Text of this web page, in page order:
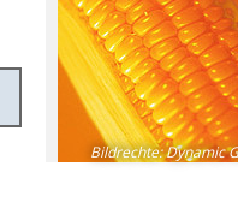
Bildrechte:Dynamic